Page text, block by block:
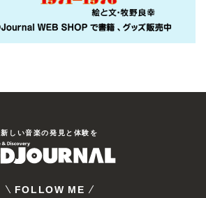
キャスリン・ニュートン
新しい⾳楽の発⾒と体験を
FOLLOW ME